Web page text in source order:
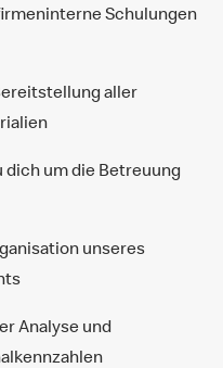
Schulungen
aller
um die Betreuung
unseres
Analyse und